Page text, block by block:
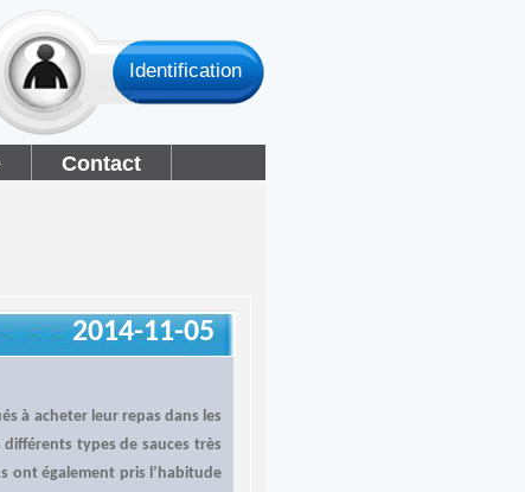
Identification
Contact
2014-11-05
à acheter leur repas dans les
types de sauces très
ont également pris l’habitude